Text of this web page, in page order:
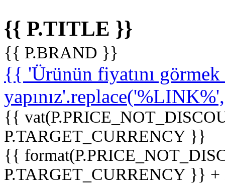
{{ P.TITLE }}
{{ P.BRAND }}
{{ 'Ürünün fiyatını
{{
P.TARGET_CURRENCY }}
{{
P.TARGET_CURRENCY }}